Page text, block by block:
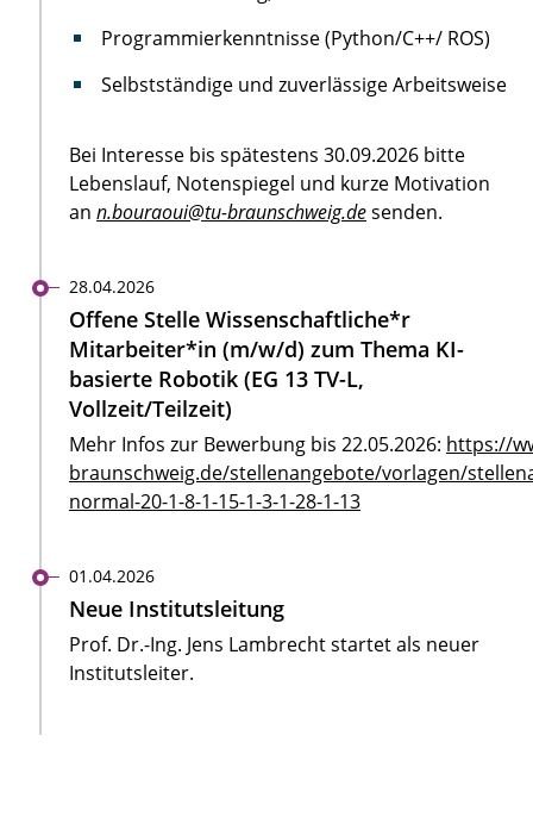
Programmierkenntnisse (Python/C++/ ROS)
Selbstständige und zuverlässige Arbeitsweise
Bei Interesse bis spätestens 30.09.2026 bitte
Lebenslauf, Notenspiegel und kurze Motivation
an n.bouraoui@tu-braunschweig.desenden.
28.04.2026
Offene Stelle Wissenschaftliche*r
Mitarbeiter*in (m/w/d) zum Thema KI-
basierte Robotik (EG 13 TV-L,
Vollzeit/Teilzeit)
Mehr Infos zur Bewerbung bis 22.05.2026: https://
braunschweig.de/stellenangebote/vorlagen/
normal-20-1-8-1-15-1-3-1-28-1-13
01.04.2026
Neue Institutsleitung
Prof. Dr.-Ing. Jens Lambrecht startet als neuer
Institutsleiter.